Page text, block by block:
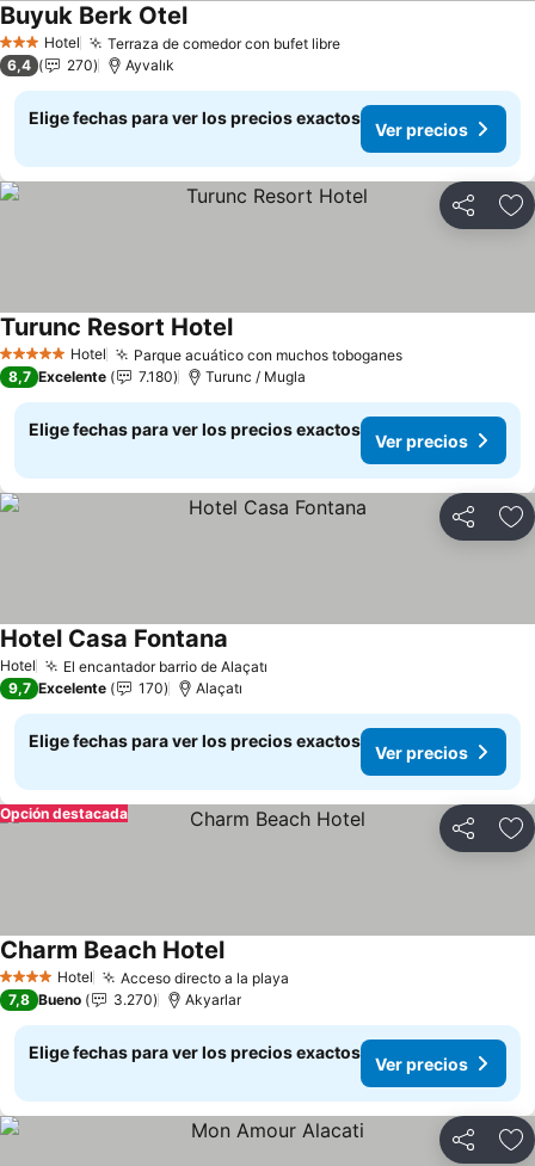
3 Estrellas
Hotel Terraza de comedor con bufet libreVer precios
Buyuk Berk OtelVer precios
6,4 270 Ayvalık
Elige fechas para ver los precios exactos
Ver precios
Compartir
5 Estrellas Hotel Parque acuático con muchos toboganesVer precios
Turunc Resort HotelVer precios
8,7 Excelente 7.180 Turunc / Mugla
Elige fechas para ver los precios exactos
Ver precios
Compartir
Hotel El encantador barrio de Alaçatı
Hotel Casa Fontana
9,7 Excelente 170 Alaçatı
Elige fechas para ver los precios exactos
Ver precios
Compartir
Opción destacada
4 EstrellasHotel Acceso directo a la playa
Charm Beach HotelVer precios
7,8 Bueno 3.270 Akyarlar
Elige fechas para ver los precios exactos
Ver precios
Compartir